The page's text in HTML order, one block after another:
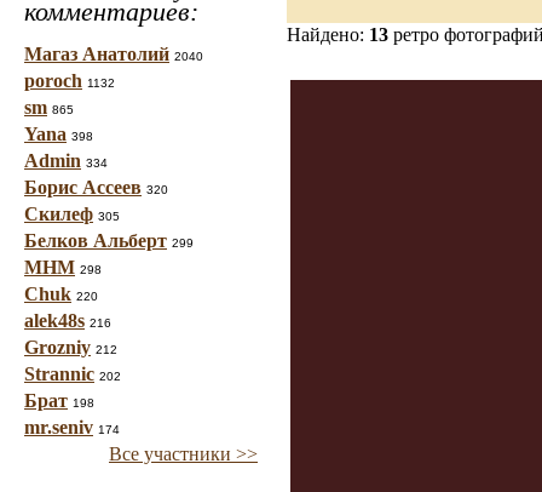
комментариев:
Магаз Анатолий 2040
poroch 1132
sm 865
Yana 398
Admin 334
Борис Ассеев 320
Скилеф 305
Белков Альберт 299
МНМ 298
Chuk 220
alek48s 216
Grozniy 212
Strannic 202
Брат 198
mr.seniv 174
Все участники >>
Найдено: 13 ретро